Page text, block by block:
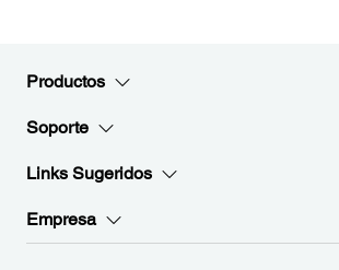
Productos
Soporte
Links Sugeridos
Empresa